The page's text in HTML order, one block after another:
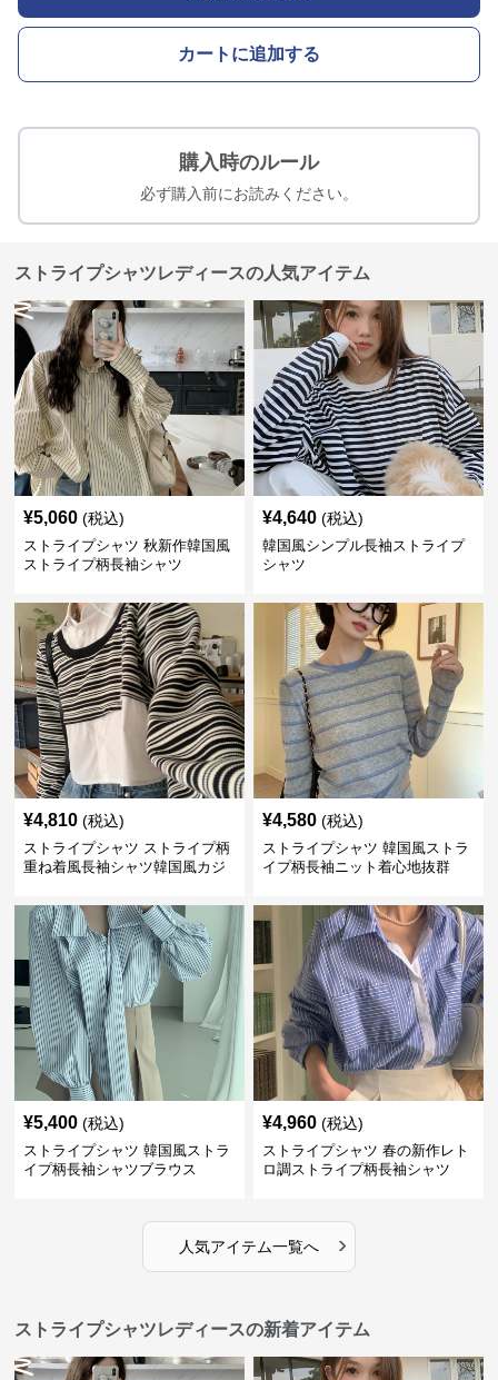
カートに追加する
購入時のルール
必ず購入前にお読みください。
ストライプシャツレディースの人気アイテム
¥5,060 (税込)
ストライプシャツ 秋新作韓国風
ストライプ柄長袖シャツ
¥4,640 (税込)
韓国風シンプル長袖ストライプ
シャツ
¥4,810 (税込)
ストライプシャツ ストライプ柄
重ね着風長袖シャツ韓国風カジ
¥4,580 (税込)
ストライプシャツ 韓国風ストラ
イプ柄長袖ニット着心地抜群
¥5,400 (税込)
ストライプシャツ 韓国風ストラ
イプ柄長袖シャツブラウス
¥4,960 (税込)
ストライプシャツ 春の新作レト
ロ調ストライプ柄長袖シャツ
人気アイテム一覧へ ›
ストライプシャツレディースの新着アイテム